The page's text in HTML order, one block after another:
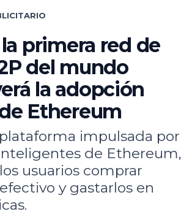
primera red de
del mundo
la adopción
Ethereum
impulsada por
de Ethereum,
usuarios comprar
y gastarlos en